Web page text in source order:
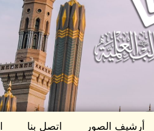
أرشيف الصور اتصل بنا